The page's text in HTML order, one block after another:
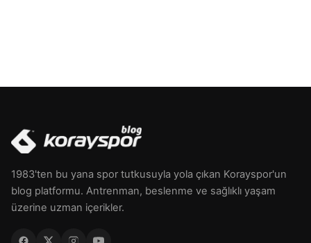
1983'ten bu yana spor tutkusuyla yola çıkan Korayspor'un
blog platformu. Antrenman, beslenme ve sağlıklı yaşam
üzerine uzman içerikler.